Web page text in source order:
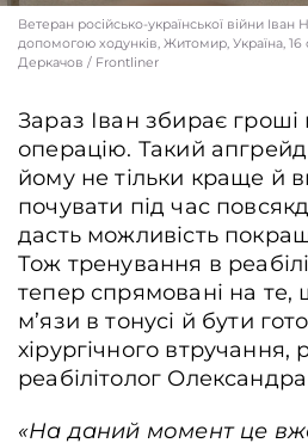
Ветеран російсько-української війни
допомогою ходунків, Житомир, Україна, 16
Деркачов / Frontliner
Зараз Іван збирає гроші
операцію. Такий апгрейд
йому не тільки краще й
почувати під час
дасть можливість
Тож тренування в
тепер спрямовані на те,
м’язи в тонусі й бути
хірургічного втручання,
реабілітолог
«На даний момент це